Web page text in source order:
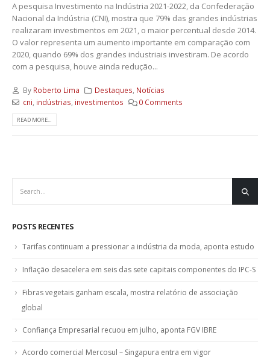
A pesquisa Investimento na Indústria 2021-2022, da Confederação
Nacional da Indústria (CNI), mostra que 79% das grandes indústrias
realizaram investimentos em 2021, o maior percentual desde 2014.
O valor representa um aumento importante em comparação com
2020, quando 69% dos grandes industriais investiram. De acordo
com a pesquisa, houve ainda redução...
By Roberto Lima Destaques Notícias
cni indústrias investimentos 0 Comments
READ MORE...
POSTS RECENTES
Tarifas continuam a pressionar a indústria da moda, aponta estudo
Inflação desacelera em seis das sete capitais componentes do IPC-S
Fibras vegetais ganham escala, mostra relatório de associação
global
Confiança Empresarial recuou em julho, aponta FGV IBRE
Acordo comercial Mercosul – Singapura entra em vigor